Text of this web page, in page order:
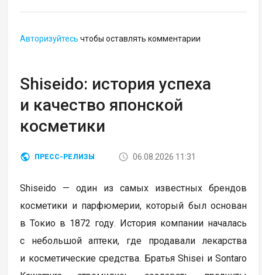
Авторизуйтесь чтобы оставлять комментарии
Shiseido: история успеха
и качество японской
косметики
ПРЕСС-РЕЛИЗЫ 06.08.2026 11:31
Shiseido — один из самых известных брендов
косметики и парфюмерии, который был основан
в Токио в 1872 году. История компании началась
с небольшой аптеки, где продавали лекарства
и косметические средства. Братья Shisei и Sontaro